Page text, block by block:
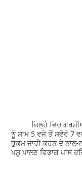
ਜ਼ਿਲ੍ਹੇ ਵਿਚ ਗਰਮੀਆਂ
ਨੂੰ ਸ਼ਾਮ 5 ਵਜੇ ਤੋਂ ਸਵੇਰੇ 7
ਹੁਕਮ ਜਾਰੀ ਕਰਨ ਦੇ
ਪਸ਼ੂ ਪਾਲਣ ਵਿਭਾਗ ਪਾਸ